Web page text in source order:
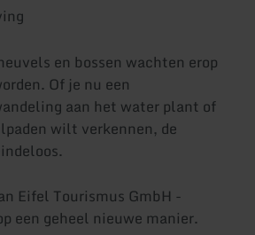
en bossen wachten erop
Of je nu een
aan het water plant of
wilt verkennen, de
Eifel Tourismus GmbH -
een geheel nieuwe manier.